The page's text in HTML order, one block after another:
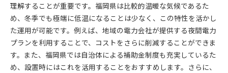
理解することが重要です。福岡県は比較的温暖な気候であるた
め、冬季でも極端に低温になることは少なく、この特性を活かし
た運用が可能です。例えば、地域の電力会社が提供する夜間電力
プランを利用することで、コストをさらに削減することができま
す。また、福岡県では自治体による補助金制度も充実しているた
め、設置時にはこれを活用することをおすすめします。さらに、